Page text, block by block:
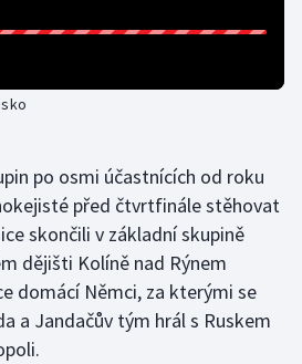
po osmi účastnících od roku
před čtvrtfinále stěhovat
skončili v základní skupině
dějišti Kolíně nad Rýnem
domácí Němci, za kterými se
a Jandačův tým hrál s Ruskem